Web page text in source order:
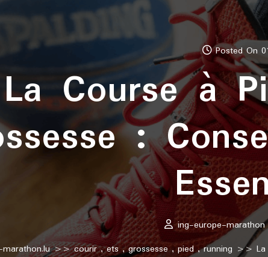
Posted On
La Course à
:
ing-europe-marathon
>>courir,ets,grossesse,pied,running >> La